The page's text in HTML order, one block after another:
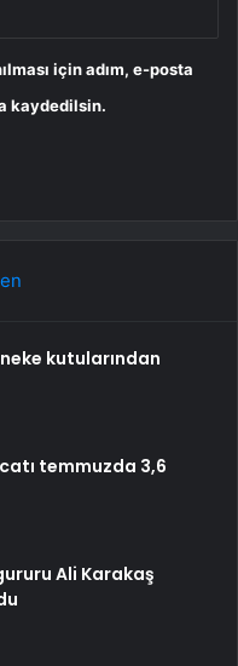
için adım, e-posta
kaydedilsin.
kutularından
temmuzda 3,6
Ali Karakaş